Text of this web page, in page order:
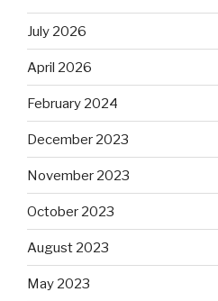
July 2026
April 2026
February 2024
December 2023
November 2023
October 2023
August 2023
May 2023